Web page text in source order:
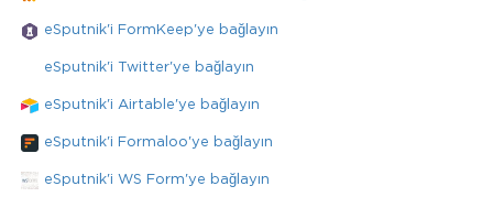
eSputnik'i FormKeep'ye bağlayın
eSputnik'i Twitter'ye bağlayın
eSputnik'i Airtable'ye bağlayın
eSputnik'i Formaloo'ye bağlayın
eSputnik'i WS Form'ye bağlayın